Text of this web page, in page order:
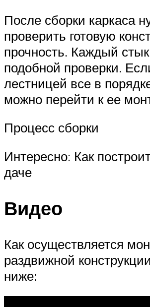
После сборки каркаса
проверить готовую
прочность. Каждый
подобной проверки.
лестницей все в
можно перейти к ее
Процесс сборки
Интересно: Как
даче
Видео
Как осуществляется
раздвижной
ниже: